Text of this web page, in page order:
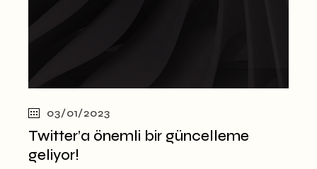
03/01/2023
Twitter’a önemli bir güncelleme
geliyor!